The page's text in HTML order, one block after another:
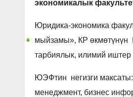
экономикалык
Юридика-экономика
мыйзамы», КР өкмөтүнүн
тарбиялык, илимий иштер
ЮЭФтин негизги
менеджмент, бизнес